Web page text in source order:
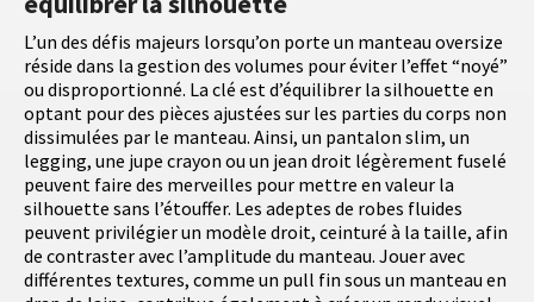
L’un des défis majeurs lorsqu’on porte un manteau oversize
réside dans la gestion des volumes pour éviter l’effet “noyé”
ou disproportionné. La clé est d’équilibrer la silhouette en
optant pour des pièces ajustées sur les parties du corps non
dissimulées par le manteau. Ainsi, un pantalon slim, un
legging, une jupe crayon ou un jean droit légèrement fuselé
peuvent faire des merveilles pour mettre en valeur la
silhouette sans l’étouffer. Les adeptes de robes fluides
peuvent privilégier un modèle droit, ceinturé à la taille, afin
de contraster avec l’amplitude du manteau. Jouer avec
différentes textures, comme un pull fin sous un manteau en